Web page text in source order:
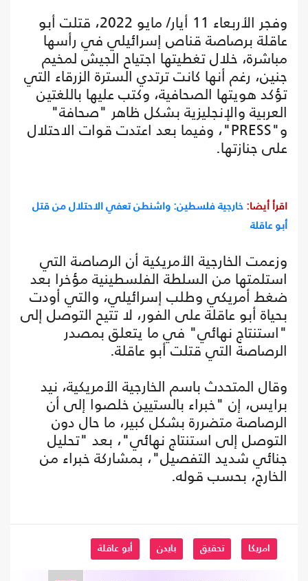
وفجر الأربعاء 11 أيار/ مايو 2022، قتلت أبو
عاقلة برصاصة قناص إسرائيلي في رأسها
مباشرة، خلال تغطيتها اجتياح الجيش لمخيم
جنين، رغم أنها كانت ترتدي السترة الزرقاء التي
تؤكد هويتها الصحافية، وكتب عليها باللغتين
العربية والإنجليزية بشكل ظاهر "صحافة"
و"PRESS"، وفيما بعد اعتدت قوات الاحتلال
على جنازتها.
اقرأ أيضا: خارجية فلسطين: واشنطن تعفي الاحتلال من قتل
أبو عاقلة
وزعمت الخارجية الأمريكية أن الرصاصة التي
استلمتها من السلطة الفلسطينية مؤخرا بعد
ضغط أمريكي وطلب إسرائيلي، والتي أودت
بحياة أبو عاقلة على الفور، لا تتيح التوصل إلى
"استنتاج نهائي" في ما يتعلق بمصدر
الرصاصة التي قتلت أبو عاقلة.
وقال المتحدث باسم الخارجية الأمريكية، نيد
برايس، إن "خبراء بالستيين خلصوا إلى أن
الرصاصة متضررة بشكل كبير، ما حال دون
التوصل إلى استنتاج نهائي"، بعد "تحليل
جنائي شديد التفصيل"، بمشاركة خبراء من
الخارج، بحسب قوله.
امريكا تحقيق بايدن أبو عاقلة